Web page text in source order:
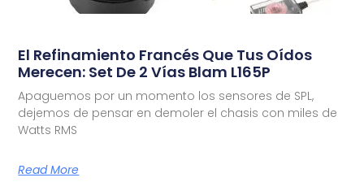
El Refinamiento Francés Que Tus Oídos
Merecen: Set De 2 Vías Blam L165P
Apaguemos por un momento los sensores de SPL,
dejemos de pensar en demoler el chasis con miles de
Watts RMS
Read More